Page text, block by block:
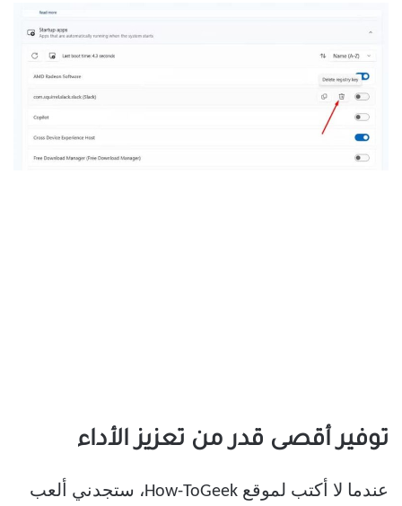
توفير أقصى قدر من تعزيز الأداء
عندما لا أكتب لموقع How-ToGeek، ستجدني ألعب